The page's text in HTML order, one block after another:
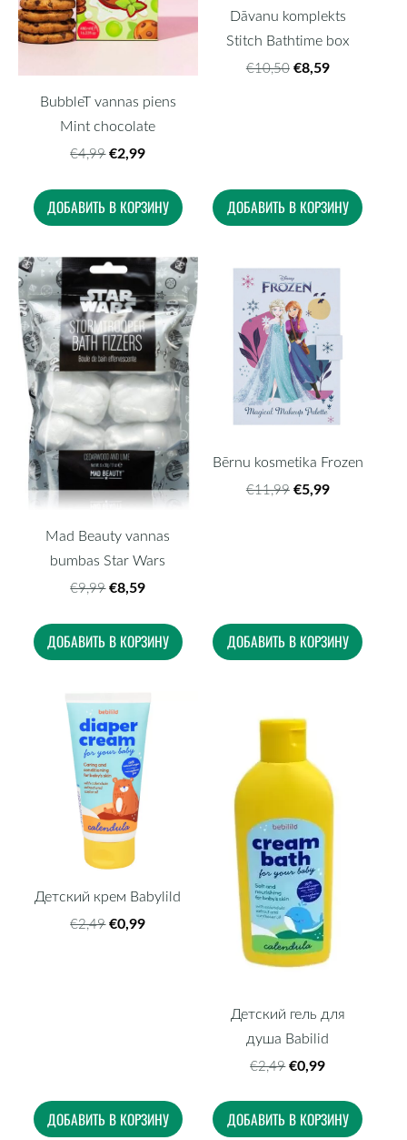
BubbleT vannas piens
Mint chocolate
€4,99 €2,99
ДОБАВИТЬ В КОРЗИНУ
Dāvanu komplekts
Stitch Bathtime box
€10,50 €8,59
ДОБАВИТЬ В КОРЗИНУ
Mad Beauty vannas
bumbas Star Wars
€9,99 €8,59
ДОБАВИТЬ В КОРЗИНУ
Bērnu kosmetika Frozen
€11,99 €5,99
ДОБАВИТЬ В КОРЗИНУ
Детский крем Babylild
€2,49 €0,99
ДОБАВИТЬ В КОРЗИНУ
Детский гель для
душа Babilid
€2,49 €0,99
ДОБАВИТЬ В КОРЗИНУ